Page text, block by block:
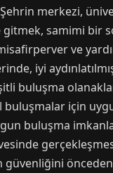
merkezi,
gitmek, samimi bir
ve
iyi
buluşma
buluşmalar için
buluşma
güvenliğini